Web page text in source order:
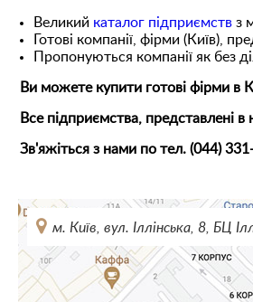
Великий каталог підприємств з
Готові компанії, фірми (Київ),
Пропонуються компанії як без
Ви можете купити готові фірми в
Все підприємства, представлені
Зв'яжіться з нами по тел. (044)
м. Київ, вул. Іллінська, 8, БЦ